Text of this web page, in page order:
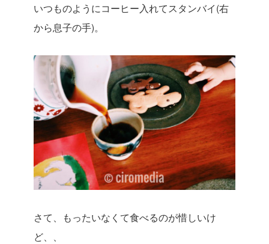
いつものようにコーヒー入れてスタンバイ(右
から息子の手)。
さて、もったいなくて食べるのが惜しいけ
ど、、